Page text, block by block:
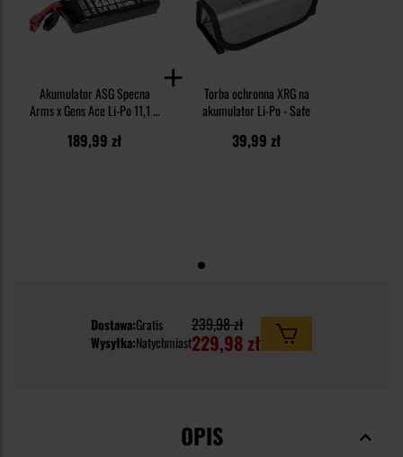
Akumulator ASG Specna
Arms x Gens Ace Li-Po 11,1 V
Deans
189,99 zł
Torba ochronna XRG na
akumulator Li-Po - Safe
39,99 zł
Dostawa:Gratis
Wysyłka:Natychmiast
239,98 zł
229,98 zł
OPIS